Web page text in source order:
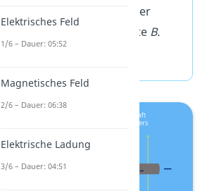
und der
magnetischen Flussdichte B.
Elektrisches Feld
1/6 – Dauer: 05:52
Magnetisches Feld
2/6 – Dauer: 06:38
Elektrische Ladung
3/6 – Dauer: 04:51